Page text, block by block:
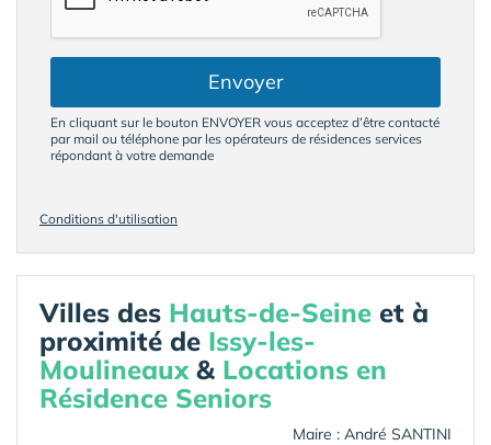
Envoyer
En cliquant sur le bouton ENVOYER vous acceptez d’être contacté
par mail ou téléphone par les opérateurs de résidences services
répondant à votre demande
Conditions d'utilisation
Villes des Hauts-de-Seine et à
proximité de Issy-les-
Moulineaux& Locations en
Résidence Seniors
Maire : André SANTINI